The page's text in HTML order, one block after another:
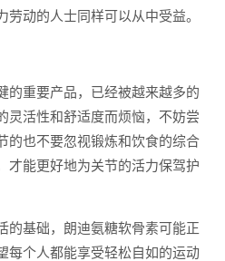
动的人士同样可以从中受益。
的重要产品，已经被越来越多的
灵活性和舒适度而烦恼，不妨尝
的也不要忽视锻炼和饮食的综合
才能更好地为关节的活力保驾护
的基础，朗迪氨糖软骨素可能正
每个人都能享受轻松自如的运动